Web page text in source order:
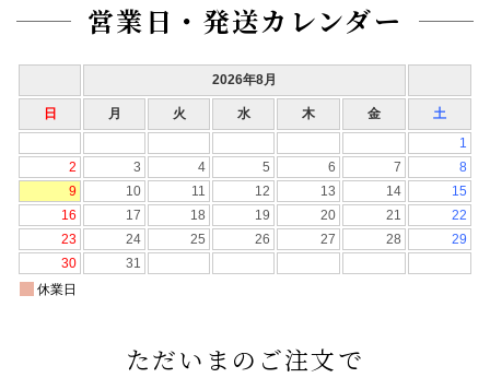
営業日・発送カレンダー
ただいまのご注文で